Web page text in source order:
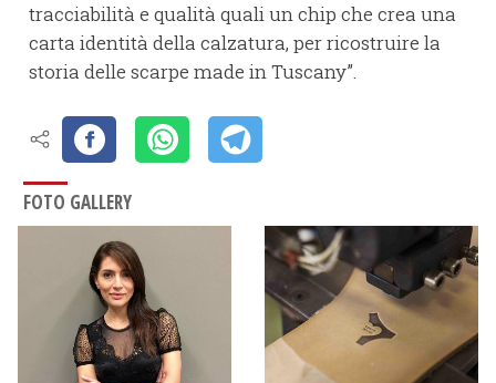
tracciabilità e qualità quali un chip che crea una
carta identità della calzatura, per ricostruire la
storia delle scarpe made in Tuscany”.
FOTO GALLERY